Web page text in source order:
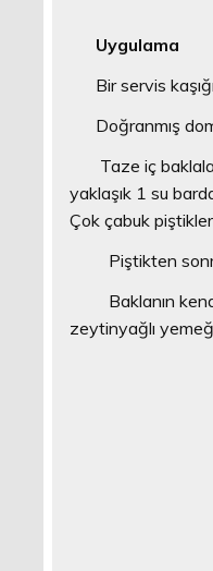
Uygulama
Bir servis
Doğranmış
Taze iç
yaklaşık 1 su
Çok çabuk
Piştikten sonra,
Baklanın
zeytinyağlı